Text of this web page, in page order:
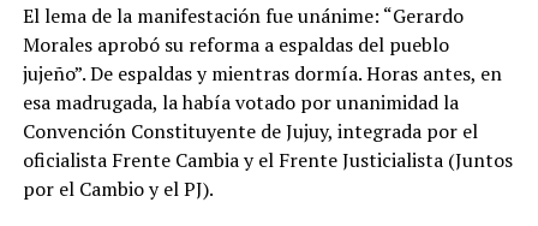
El lema de la manifestación fue unánime: “Gerardo
Morales aprobó su reforma a espaldas del pueblo
jujeño”. De espaldas y mientras dormía. Horas antes, en
esa madrugada, la había votado por unanimidad la
Convención Constituyente de Jujuy, integrada por el
oficialista Frente Cambia y el Frente Justicialista (Juntos
por el Cambio y el PJ).